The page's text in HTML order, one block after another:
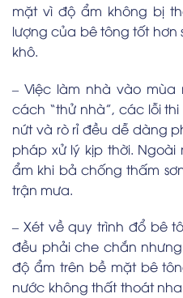
mặt vì độ ẩm không bị
lượng của bê tông tốt hơn
khô.
– Việc làm nhà vào
cách “thử nhà”, các lỗi
nứt và rò rỉ đều dễ dàng
pháp xử lý kịp thời.
ẩm khi bả chống thấm
trận mưa.
– Xét về quy trình đổ bê
đều phải che chắn
độ ẩm trên bề mặt bê
nước không thất thoát